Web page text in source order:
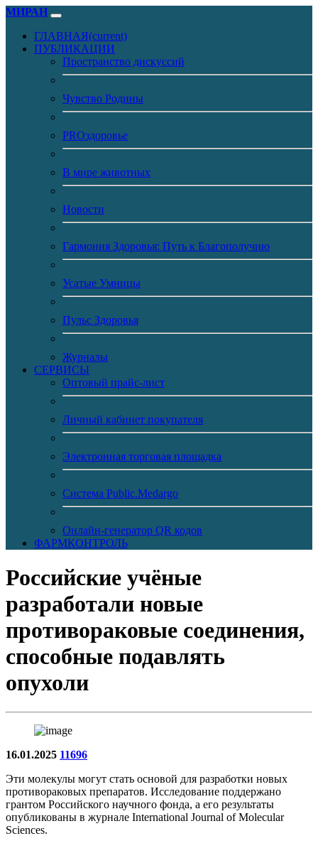
МИРАН
ГЛАВНАЯ(current)
ПУБЛИКАЦИИ
Пространство дискуссий
Чувство Родины
PROздоровье
В мире животных
Новости
Гармония Здоровья: Путь к Благополучию
Усатые Умницы
Пульс Здоровья
Журналы
CЕРВИСЫ
Оптовый прайс-лист
Личный кабинет покупателя
Электронная торговая площадка
Система Public.Medargo
Онлайн-генератор QR кодов
ФАРМКОНТРОЛЬ
Российские учёные
разработали новые
противораковые соединения,
способные подавлять
опухоли
16.01.2025 11696
Эти молекулы могут стать основой для разработки новых
противораковых препаратов. Исследование поддержано
грантом Российского научного фонда, а его результаты
опубликованы в журнале International Journal of Molecular
Sciences.